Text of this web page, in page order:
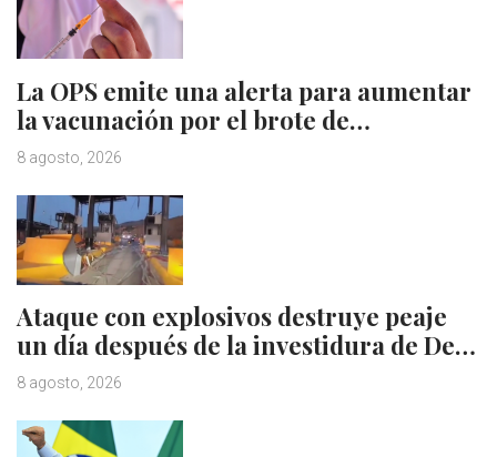
La OPS emite una alerta para aumentar
la vacunación por el brote de…
8 agosto, 2026
Ataque con explosivos destruye peaje
un día después de la investidura de De…
8 agosto, 2026